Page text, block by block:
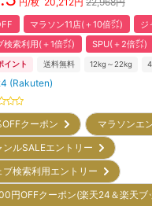
マラソン11店(＋10倍㌽)
ジ
検索利用(＋1倍㌽)
SPU(＋2倍㌽)
イント 送料無料 12kg～22kg
(Rakuten)
クーポン
マラソンエ
ンルSALEエントリー
ブ検索利用エントリー
円OFFクーポン(楽天24＆楽天